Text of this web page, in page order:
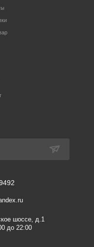
шоссе, д.1
до 22:00